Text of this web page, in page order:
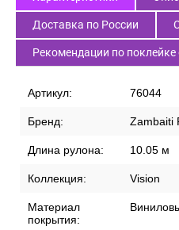
Доставка по России
Рекомендации по поклейке
Артикул: 76044
Бренд: Zambaiti
Длина рулона: 10.05 м
Коллекция: Vision
Материал
покрытия: